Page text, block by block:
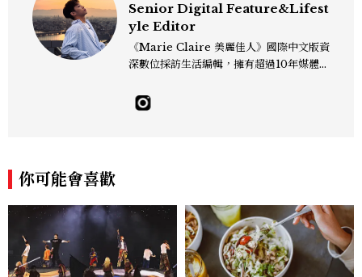
Senior Digital Feature&Lifest
yle Editor
《Marie Claire 美麗佳人》國際中文版資
深數位採訪生活編輯，擁有超過10年媒體與
飯店、奢華旅宿、旅遊景點、航空等領域，
另涉獵3C家電、居家生活範疇，具備實測
pella、Mandarin Oriental、JOAL
I、Raffles、Banyan Tree、IHG、Ma
rriott等頂級飯店集團。 策劃並執行超過7
0篇深度專題「MC開房間」、260 篇以上
你可能會喜歡